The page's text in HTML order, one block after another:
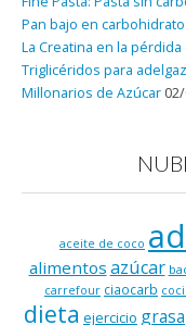
Pan bajo en
La Creatina en la
Triglicéridos para
Millonarios de Azúcar
aceite de coco
alimentos azúcar
carrefour ciaocarb
dieta ejercicio grasa